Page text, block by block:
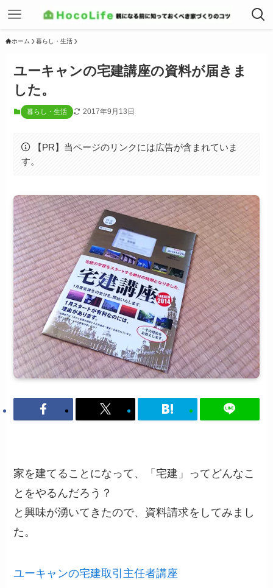
ホーム 暮らし・生活
ユーキャンの宅建講座の資料が届きま
した。
暮らし・生活 2017年9月13日
【PR】当ページのリンクには広告が含まれていま
す。
家を建てることになって、「宅建」ってどんなこ
とをやるんだろう？
と興味が湧いてきたので、資料請求をしてみまし
た。
ユーキャンの宅建取引主任者講座